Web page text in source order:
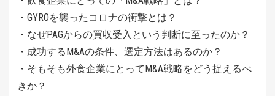
・GYROを襲ったコロナの衝撃とは？
・なぜPAGからの買収受入という判断に至ったのか？
・成功するM&Aの条件、選定方法はあるのか？
・そもそも外食企業にとってM&A戦略をどう捉えるべ
きか？